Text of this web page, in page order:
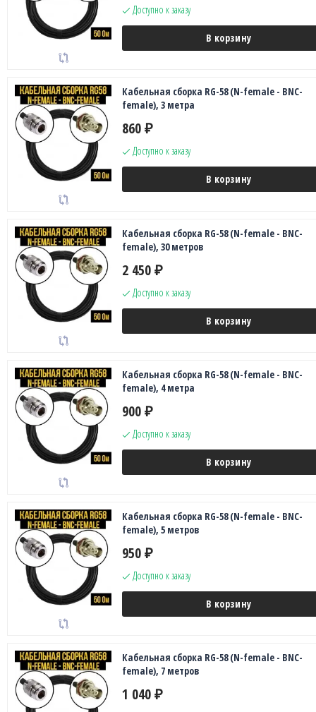
Доступно к заказу
В корзину
Кабельная сборка RG-58 (N-female - BNC-
female), 3 метра
860 ₽
Доступно к заказу
В корзину
Кабельная сборка RG-58 (N-female - BNC-
female), 30 метров
2 450 ₽
Доступно к заказу
В корзину
Кабельная сборка RG-58 (N-female - BNC-
female), 4 метра
900 ₽
Доступно к заказу
В корзину
Кабельная сборка RG-58 (N-female - BNC-
female), 5 метров
950 ₽
Доступно к заказу
В корзину
Кабельная сборка RG-58 (N-female - BNC-
female), 7 метров
1 040 ₽